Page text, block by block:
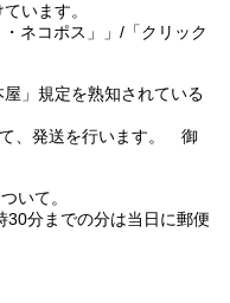
います。
ネコポス」」/「クリック
」規定を熟知されている
て、発送を行います。 御
いて。
分までの分は当日に郵便